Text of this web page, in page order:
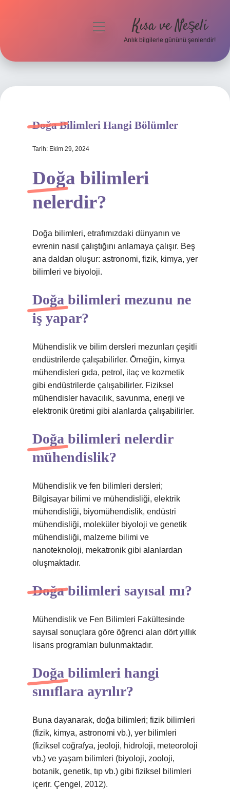
Hakkımızda
menüyü
Kısa ve Neşeli
Anlık bilgilerle gününü şenlendir!
Doğa Bilimleri Hangi Bölümler
Tarih: Ekim 29, 2024
Doğa bilimleri
nelerdir?
Doğa bilimleri, etrafımızdaki dünyanın ve
evrenin nasıl çalıştığını anlamaya çalışır. Beş
ana daldan oluşur: astronomi, fizik, kimya, yer
bilimleri ve biyoloji.
Doğa bilimleri mezunu ne
iş yapar?
Mühendislik ve bilim dersleri mezunları çeşitli
endüstrilerde çalışabilirler. Örneğin, kimya
mühendisleri gıda, petrol, ilaç ve kozmetik
gibi endüstrilerde çalışabilirler. Fiziksel
mühendisler havacılık, savunma, enerji ve
elektronik üretimi gibi alanlarda çalışabilirler.
Doğa bilimleri nelerdir
mühendislik?
Mühendislik ve fen bilimleri dersleri;
Bilgisayar bilimi ve mühendisliği, elektrik
mühendisliği, biyomühendislik, endüstri
mühendisliği, moleküler biyoloji ve genetik
mühendisliği, malzeme bilimi ve
nanoteknoloji, mekatronik gibi alanlardan
oluşmaktadır.
Doğa bilimleri sayısal mı?
Mühendislik ve Fen Bilimleri Fakültesinde
sayısal sonuçlara göre öğrenci alan dört yıllık
lisans programları bulunmaktadır.
Doğa bilimleri hangi
sınıflara ayrılır?
Buna dayanarak, doğa bilimleri; fizik bilimleri
(fizik, kimya, astronomi vb.), yer bilimleri
(fiziksel coğrafya, jeoloji, hidroloji, meteoroloji
vb.) ve yaşam bilimleri (biyoloji, zooloji,
botanik, genetik, tıp vb.) gibi fiziksel bilimleri
içerir. Çengel, 2012).